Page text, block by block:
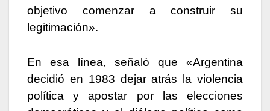
objetivo comenzar a construir su
legitimación».
En esa línea, señaló que «Argentina
decidió en 1983 dejar atrás la violencia
política y apostar por las elecciones